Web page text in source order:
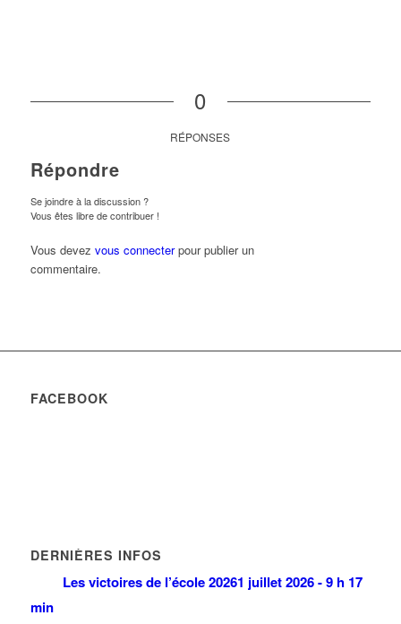
0
RÉPONSES
Répondre
Se joindre à la discussion ?
Vous êtes libre de contribuer !
Vous devez vous connecterpour publier un
commentaire.
FACEBOOK
DERNIÈRES INFOS
Les victoires de l’école 20261 juillet 2026 - 9 h 17
min